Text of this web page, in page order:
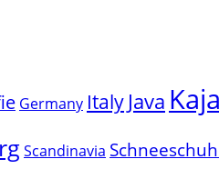
Germany Italy Java
Scandinavia